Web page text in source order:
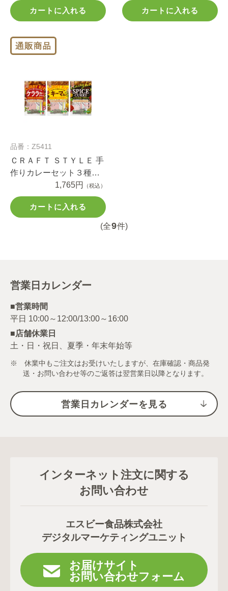
カートに入れる カートに入れる
品番：Z5411
ＣＲＡＦＴ ＳＴＹＬＥ 手
作りカレーセット３種セ
1,765円 （税込）
カートに入れる
(全9件)
営業日カレンダー
■営業時間
■店舗休業日
土・日・祝日、夏季・年末年始等
※ 休業中もご注文はお受けいたしますが、在庫確認・商品発
送・お問い合わせ等のご返答は翌営業日以降となります。
営業日カレンダーを見る
インターネット注文に関する
お問い合わせ
エスビー食品株式会社
デジタルマーケティングユニット
お届けサイト
お問い合わせフォーム